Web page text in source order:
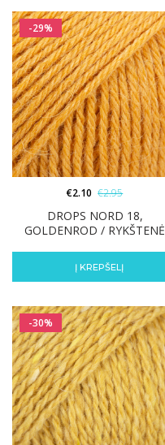
-29%
DROPS NORD 18,
GOLDENROD / RYKŠTENĖ
€2.10 €2.95
Į KREPŠELĮ
-30%